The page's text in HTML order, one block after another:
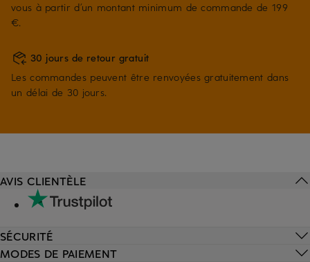
vous à partir d’un montant minimum de commande de 199
€.
30 jours de retour gratuit
Les commandes peuvent être renvoyées gratuitement dans
un délai de 30 jours.
AVIS CLIENTÈLE
SÉCURITÉ
MODES DE PAIEMENT